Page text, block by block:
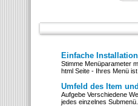
Einfache
Stimme Menüparameter
html Seite - Ihres Menü
Umfeld des Item
Aufgebe Verschiedene
jedes einzelnes Submenü.